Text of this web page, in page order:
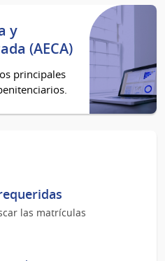
y
(AECA)
principales
las matrículas